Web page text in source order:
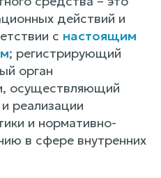
действий и
с настоящим
; регистрирующий
орган
осуществляющий
реализации
и нормативно-
в сфере внутренних